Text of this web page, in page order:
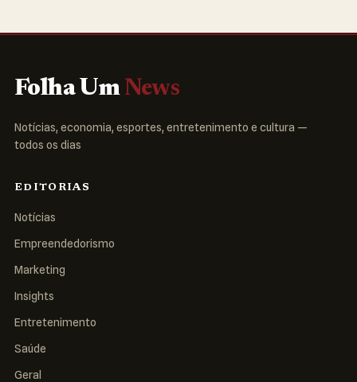
Folha Um News
Notícias, economia, esportes, entretenimento e cultura —
todos os dias
EDITORIAS
Notícias
Empreendedorismo
Marketing
Insights
Entretenimento
Saúde
Geral